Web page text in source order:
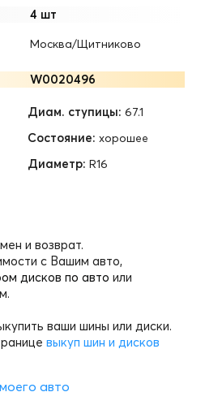
4 шт
Москва/Щитниково
W0020496
Диам. ступицы: 67.1
Состояние: хорошее
Диаметр: R16
и возврат.
с Вашим авто,
дисков по авто или
ваши шины или диски.
выкуп шин и дисков
авто